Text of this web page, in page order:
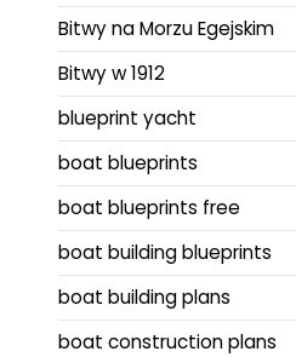
Bitwy na Morzu Egejskim
Bitwy w 1912
blueprint yacht
boat blueprints
boat blueprints free
boat building blueprints
boat building plans
boat construction plans